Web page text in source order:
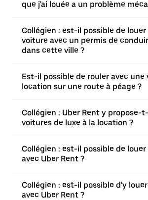
que j'ai louée a un problème
Collégien : est-il possible de louer
voiture avec un permis de
dans cette ville ?
Est-il possible de rouler avec une
location sur une route à péage ?
Collégien : Uber Rent y propose-
voitures de luxe à la location ?
Collégien : est-il possible de louer
avec Uber Rent ?
Collégien : est-il possible d'y
avec Uber Rent ?